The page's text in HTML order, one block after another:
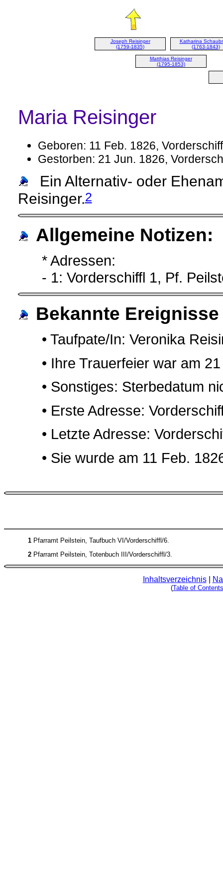
Joseph Reisinger
(1759-1835)
Katharina
(1763-1843)
Matthias Reisinger
(1795-1853)
Maria Reisinger
Geboren: 11 Feb. 1826,
Gestorben: 21 Jun. 1826,
Ein Alternativ- oder
Reisinger.2
Allgemeine Notizen:
* Adressen:
- 1: Vorderschiffl 1, Pf.
Bekannte
• Taufpate/In: Veronika
• Ihre Trauerfeier war am
• Sonstiges: Sterbedatum
• Erste Adresse:
• Letzte Adresse:
• Sie wurde am 11 Feb.
1 Pfarramt Peilstein, Taufbuch VI/Vorderschiffl/6.
2 Pfarramt Peilstein, Totenbuch III/Vorderschiffl/3.
Inhaltsverzeichnis|
(Table of Contents